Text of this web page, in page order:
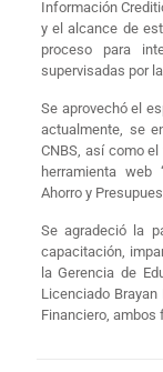
Información
y el alcance de
proceso para
supervisadas por
Se aprovechó el
actualmente, se
CNBS, así como
herramienta web
Ahorro y
Se agradeció la
capacitación,
la Gerencia de
Licenciado
Financiero,